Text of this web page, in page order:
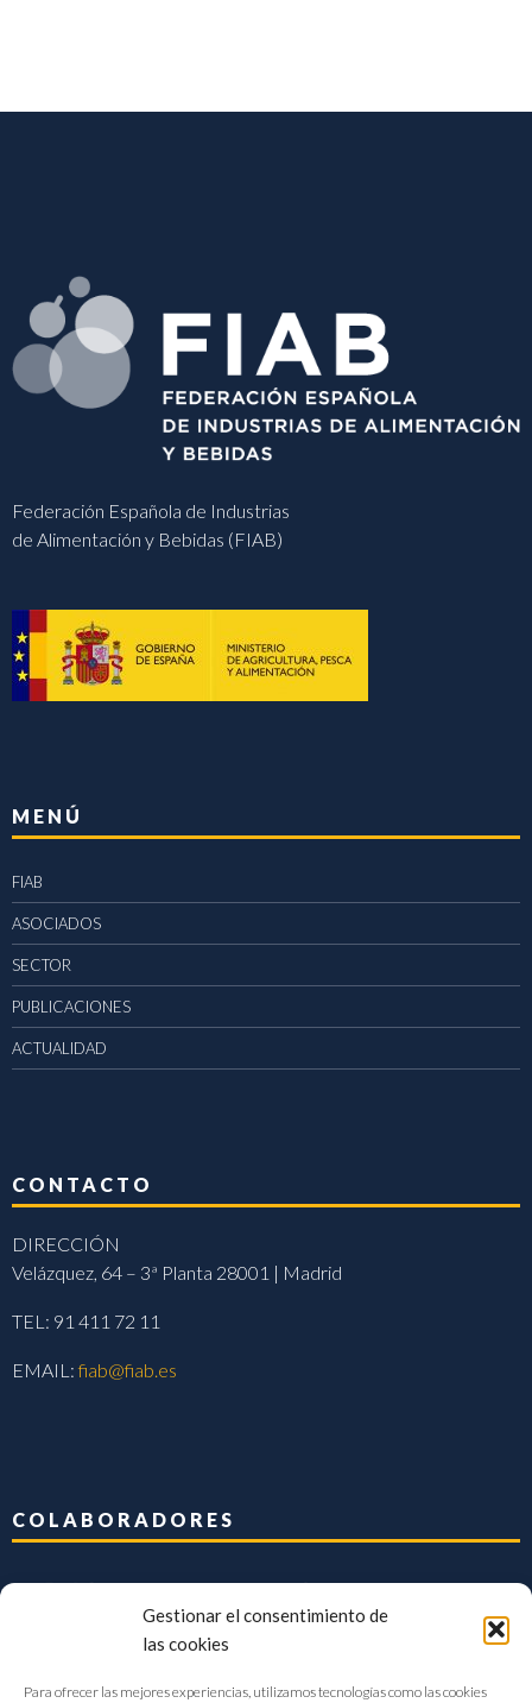
Gestionar el consentimiento de
las cookies
Para ofrecer las mejores experiencias, utilizamos tecnologías como las cookies
Federación Española de Industrias
de Alimentación y Bebidas (FIAB)
MENÚ
FIAB
ASOCIADOS
SECTOR
PUBLICACIONES
ACTUALIDAD
CONTACTO
DIRECCIÓN
Velázquez, 64 – 3ª Planta 28001 | Madrid
TEL: 91 411 72 11
EMAIL:fiab@fiab.es
COLABORADORES